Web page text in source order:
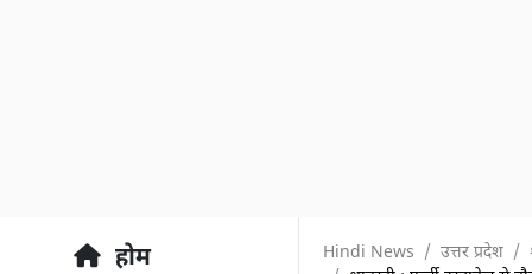
होम
Hindi News उत्तर प्रदेश